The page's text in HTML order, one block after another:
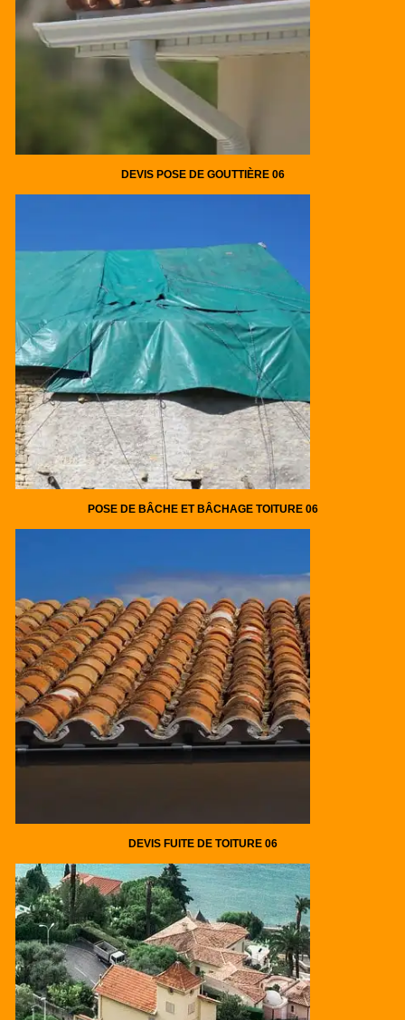
DEVIS POSE DE GOUTTIÈRE 06
POSE DE BÂCHE ET BÂCHAGE TOITURE 06
DEVIS FUITE DE TOITURE 06